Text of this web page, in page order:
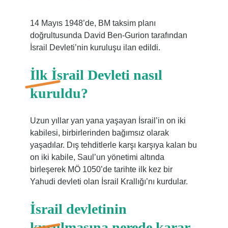
14 Mayıs 1948’de, BM taksim planı
doğrultusunda David Ben-Gurion tarafından
İsrail Devleti’nin kuruluşu ilan edildi.
İlk İsrail Devleti nasıl
kuruldu?
Uzun yıllar yan yana yaşayan İsrail’in on iki
kabilesi, birbirlerinden bağımsız olarak
yaşadılar. Dış tehditlerle karşı karşıya kalan bu
on iki kabile, Saul’un yönetimi altında
birleşerek MÖ 1050’de tarihte ilk kez bir
Yahudi devleti olan İsrail Krallığı’nı kurdular.
İsrail devletinin